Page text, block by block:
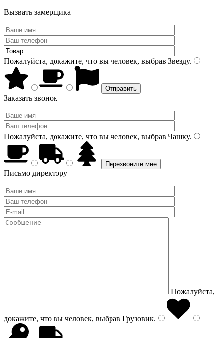
Вызвать замерщика
Пожалуйста, докажите, что вы человек, выбрав Звезду.
Заказать звонок
Пожалуйста, докажите, что вы человек, выбрав Чашку.
Письмо директору
Пожалуйста,
докажите, что вы человек, выбрав Грузовик.